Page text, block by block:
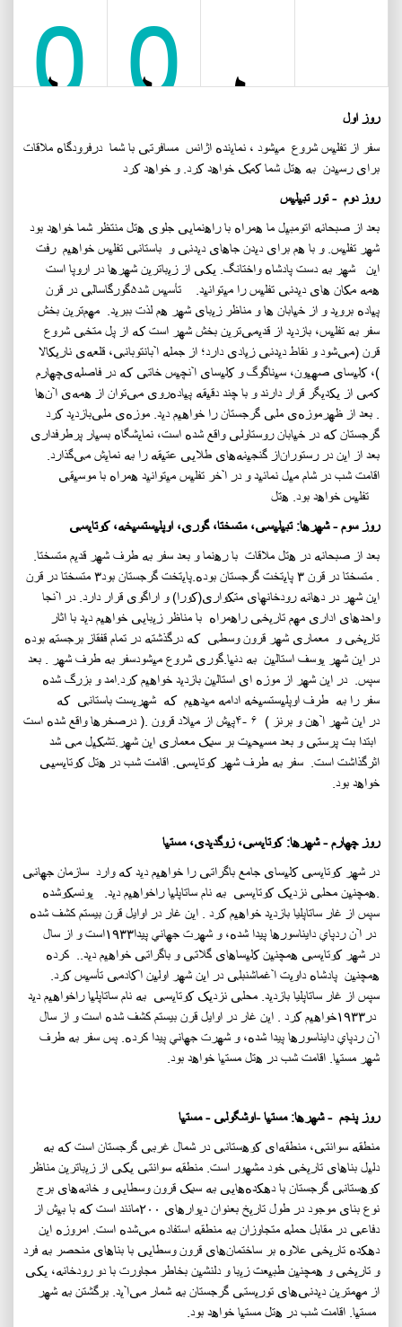
0
طول
مدت
0
فصلمحلسن
روز اول
سفر از تفلیس شروع میشود ، نماینده اژانس مسافرتی با شما درفرودگاه ملاقات
خواهد کرد و برای رسیدن به هتل شما کمک خواهد کرد.
روز دوم - تور تبیلیس
بعد از صبحانه اتومبیل ما همراه با راهنمایی جلوی هتل منتظر شما خواهد بود
و با هم برای دیدن جاهای دیدنی و باستانی تفلیس خواهیم رفت.شهر تفلیس
یکی از زیباترین شهرها در اروپا است .این شهر به دست پادشاه واختانگ
گورگاسالی در قرن۵تأسیس شد .همه مکان های دیدنی تفلیس را میتوانید
پیاده بروید و از خیابان ها و مناظر زیبای شهر هم لذت ببرید. مهم‌ترین بخش
سفر به تفلیس، بازدید از قدیمی‌ترین بخش شهر است که از پل متخی شروع
می‌شود و نقاط دیدنی زیادی دارد؛ از جمله آبانتوبانی، قلعه‌ی ناریکالا( قرن
چهارم)، کلیسای صهیون، سیناگوگ و کلیسای آنچیس خاتی که در فاصله‌ی
کمی از یکدیگر قرار دارند و با چند دقیقه پیاده‌روی می‌توان از همه‌ی آن‌ها
بازدید کرد. بعد از ظهرموزه‌ی ملی گرجستان را خواهیم دید. موزه‌ی ملی
گرجستان که در خیابان روستاولی واقع شده است، نمایشگاه بسیار پرطرفداری
از گنجینه‌های طلایی عتیقه را به نمایش می‌گذارد.بعد از این در رستوران
تفلیس میتوانید همراه با موسیقی شام میل نمائید و در آخر اقامت شب در
هتل تفلیس خواهد بود.
روز سوم - شهرها: تبیلیسی، متسختا، گوری، اوپلیستسیخه، کوتایسی
بعد از صبحانه در هتل ملاقات با رهنما و بعد سفر به طرف شهر قدیم متسختا.
متسختا در قرن ۳پایتخت گرجستان بود. متسختا در قرن ۳ پایتخت گرجستان بوده.
این شهر در دهانه رودخانهای متکواری(کورا) و اراگوی قرار دارد. در آنجا
واحدهای اداری مهم تاریخی راهمراه با مناظر زیبایی خواهیم دید با اثار
تاریخی و معماری شهر قرون وسطی که درگذشته در تمام قفقاز برجسته بوده
. بعد سفر به طرف شهرگوری شروع میشود.در این شهر یوسف استالین به دنیا
امد و بزرگ شده.در این شهر از موزه ای استالین بازدید خواهیم کرد .سپس
سفر را به طرف اوپلیستسیخه ادامه میدهیم که شهریست باستانی که
درصخرها واقع شده است .( پیش از میلاد قرون۴- ۶ ) در این شهر آهن و برنز
تشکیل می شد. ابتدا بت پرستی و بعد مسیحیت بر سبک معماری این شهر
اثرگذاشت است. سفر به طرف شهر کوتایسی. اقامت شب در هتل کوتایسیی
خواهد بود.
روز چهارم - شهرها: کوتایسی، زوگدیدی، مستیا
در شهر کوتایسی کلیسای جامع باگراتی را خواهیم دید که وارد سازمان جهانی
یونسکوشده .همچنین محلی نزدیک کوتایسی به نام ساتاپلیا راخواهیم دید.
سپس از غار ساتاپليا بازدید خواهیم کرد . این غار در اوايل قرن بيستم كشف شده
است و از سال۱۹۳۳در آن ردپاي دايناسورها پيدا شده، و شهرت جهاني پيدا
كرده .در شهر کوتایسی همچنین کلیساهای گلاتی و باگراتی خواهیم دید.
پادشاه داویت آغماشنبلی در این شهر اولین آکادمی تأسیس کرد. همچنین
محلی نزدیک کوتایسی به نام ساتاپلیا راخواهیم دید .سپس از غار ساتاپليا بازدید
خواهیم کرد . این غار در اوايل قرن بيستم كشف شده است و از سال۱۹۳۳در
آن ردپاي دايناسورها پيدا شده، و شهرت جهاني پيدا كرده. پس سفر به طرف
شهر مستیا. اقامت شب در هتل مستیا خواهد بود.
روز پنجم - شهرها: مستیا -اوشگولی - مستیا
منطقه سوانتی، منطقه‌ای کوهستانی در شمال غربی گرجستان است که به
دلیل بناهای تاریخی خود مشهور است. منطقه سوانتی یکی از زیباترین مناظر
کوهستانی گرجستان با دهکده‌هایی به سبک قرون وسطایی و خانه‌های برج
‌مانند است که با بیش از۲۰۰ نوع بنای موجود در طول تاریخ بعنوان دیوارهای
دفاعی در مقابل حمله متجاوزان به منطقه استفاده می‌شده است. امروزه این
دهکده تاریخی علاوه بر ساختمان‌های قرون وسطایی با بناهای منحصر به فرد
و تاریخی و همچنین طبیعت زیبا و دلنشین بخاطر مجاورت با دو رودخانه، یکی
از مهمترین دیدنی‌های توریستی گرجستان به شمار می‌آید. برگشتن به شهر
مستیا. اقامت شب در هتل مستیا خواهد بود.